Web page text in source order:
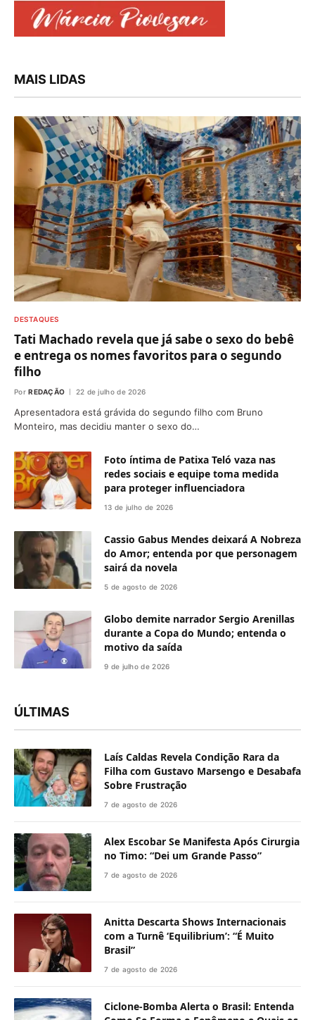
MAIS LIDAS
DESTAQUES
Tati Machado revela que já sabe o sexo do bebê
e entrega os nomes favoritos para o segundo
filho
Por REDAÇÃO 22 de julho de 2026
Apresentadora está grávida do segundo filho com Bruno
Monteiro, mas decidiu manter o sexo do…
Foto íntima de Patixa Teló vaza nas
redes sociais e equipe toma medida
para proteger influenciadora
13 de julho de 2026
Cassio Gabus Mendes deixará A Nobreza
do Amor; entenda por que personagem
sairá da novela
5 de agosto de 2026
Globo demite narrador Sergio Arenillas
durante a Copa do Mundo; entenda o
motivo da saída
9 de julho de 2026
ÚLTIMAS
Laís Caldas Revela Condição Rara da
Filha com Gustavo Marsengo e Desabafa
Sobre Frustração
7 de agosto de 2026
Alex Escobar Se Manifesta Após Cirurgia
no Timo: “Dei um Grande Passo”
7 de agosto de 2026
Anitta Descarta Shows Internacionais
com a Turnê ‘Equilibrium’: “É Muito
Brasil”
7 de agosto de 2026
Ciclone-Bomba Alerta o Brasil: Entenda